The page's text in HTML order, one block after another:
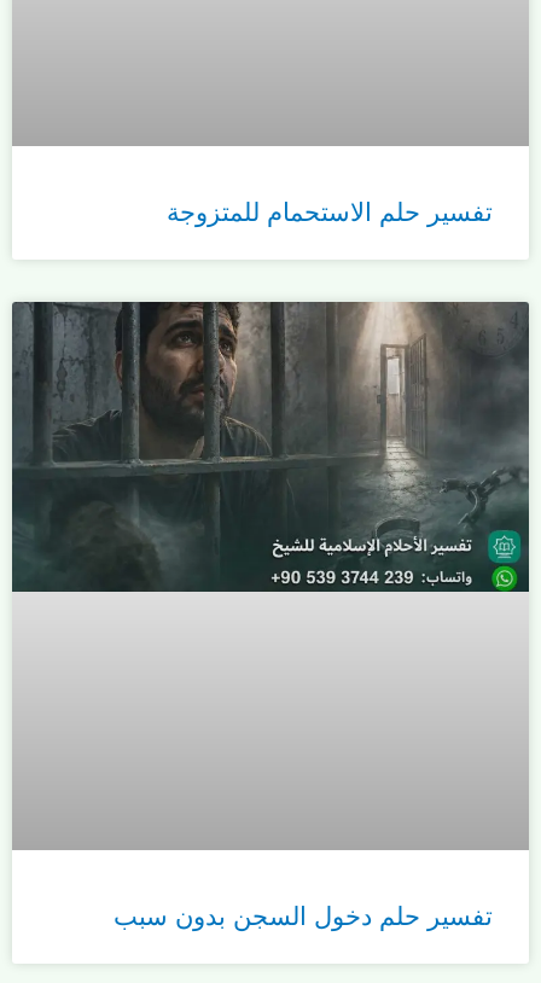
تفسير حلم الاستحمام للمتزوجة
تفسير حلم دخول السجن بدون سبب